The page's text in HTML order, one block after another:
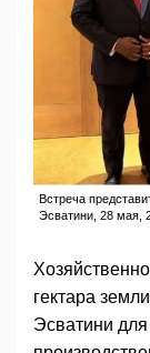
Встреча
Эсватини, 28 мая,
гектара
Эсватини